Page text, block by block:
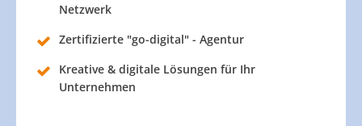
Netzwerk
Zertifizierte "go-digital" - Agentur
Kreative & digitale Lösungen für Ihr
Unternehmen